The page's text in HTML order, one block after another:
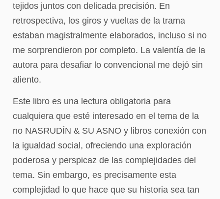
tejidos juntos con delicada precisión. En
retrospectiva, los giros y vueltas de la trama
estaban magistralmente elaborados, incluso si no
me sorprendieron por completo. La valentía de la
autora para desafiar lo convencional me dejó sin
aliento.
Este libro es una lectura obligatoria para
cualquiera que esté interesado en el tema de la
no NASRUDÍN & SU ASNO y libros conexión con
la igualdad social, ofreciendo una exploración
poderosa y perspicaz de las complejidades del
tema. Sin embargo, es precisamente esta
complejidad lo que hace que su historia sea tan